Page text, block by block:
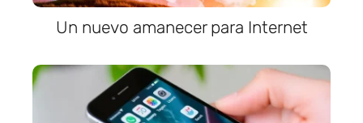
Un nuevo amanecer para Internet